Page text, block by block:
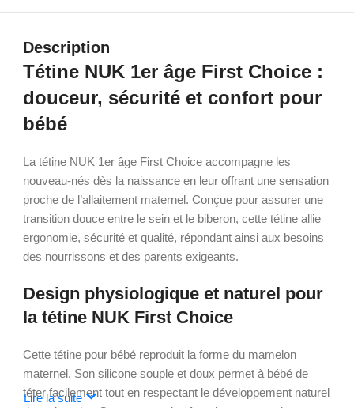
Description
Tétine NUK 1er âge First Choice :
douceur, sécurité et confort pour
bébé
La tétine NUK 1er âge First Choice accompagne les
nouveau-nés dès la naissance en leur offrant une sensation
proche de l’allaitement maternel. Conçue pour assurer une
transition douce entre le sein et le biberon, cette tétine allie
ergonomie, sécurité et qualité, répondant ainsi aux besoins
des nourrissons et des parents exigeants.
Design physiologique et naturel pour
la tétine NUK First Choice
Cette tétine pour bébé reproduit la forme du mamelon
maternel. Son silicone souple et doux permet à bébé de
téter facilement tout en respectant le développement naturel
de sa bouche. Cette conception favorise une succion
Lire la suite